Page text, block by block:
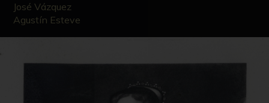
José Vázquez
Agustín Esteve